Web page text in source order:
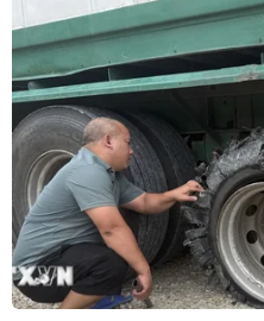
của kịch bản Brexit
06/01/2020 14:56
Sự phục hồi khiêm tốn về
hiệu khác cho thấy điều
hướng tốt lên trong những